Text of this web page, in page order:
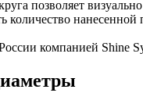
позволяет визуально
количество нанесенной
компанией Shine